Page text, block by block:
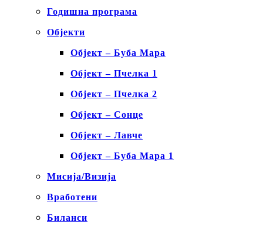
Годишна програма
Објекти
Објект – Буба Мара
Објект – Пчелка 1
Објект – Пчелка 2
Објект – Сонце
Објект – Лавче
Објект – Буба Мара 1
Мисија/Визија
Вработени
Биланси